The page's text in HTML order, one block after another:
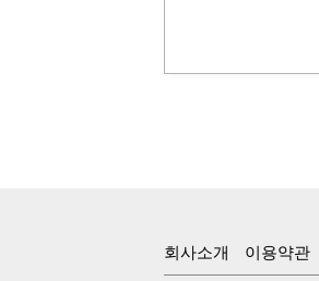
회사소개 이용약관